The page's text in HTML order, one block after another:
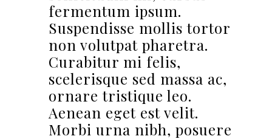
fermentum ipsum.
Suspendisse mollis tortor
non volutpat pharetra.
Curabitur mi felis,
scelerisque sed massa ac,
ornare tristique leo.
Aenean eget est velit.
Morbi urna nibh, posuere